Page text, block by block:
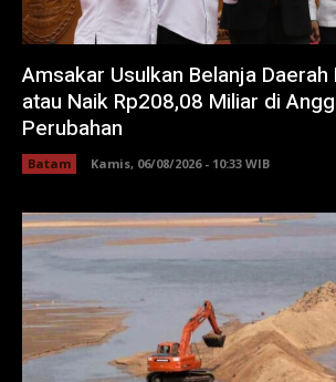
Amsakar Usulkan Belanja Daerah
atau Naik Rp208,08 Miliar di
Perubahan
Batam Kamis, 06/08/2026 - 10:33 WIB